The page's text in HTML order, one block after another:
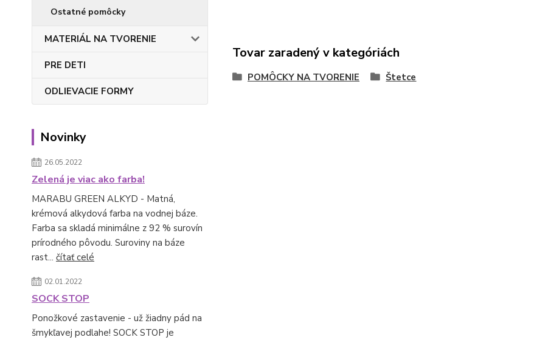
Ostatné pomôcky
MATERIÁL NA TVORENIE
PRE DETI
ODLIEVACIE FORMY
Novinky
26.05.2022
Zelená je viac ako farba!
MARABU GREEN ALKYD - Matná,
krémová alkydová farba na vodnej báze.
Farba sa skladá minimálne z 92 % surovín
prírodného pôvodu. Suroviny na báze
rast... čítať celé
02.01.2022
SOCK STOP
Ponožkové zastavenie - už žiadny pád na
šmykľavej podlahe! SOCK STOP je
Tovar zaradený v kategóriách
POMÔCKY NA TVORENIE Štetce